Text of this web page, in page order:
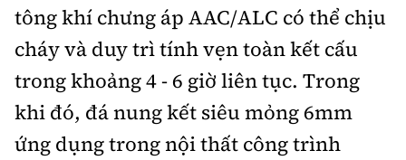
tông khí chưng áp AAC/ALC có thể chịu
cháy và duy trì tính vẹn toàn kết cấu
trong khoảng 4 - 6 giờ liên tục. Trong
khi đó, đá nung kết siêu mỏng 6mm
ứng dụng trong nội thất công trình